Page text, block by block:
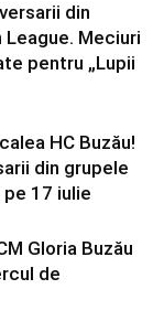
din
League. Meciuri
pentru „Lupii
HC Buzău!
din grupele
pe 17 iulie
Gloria Buzău
de